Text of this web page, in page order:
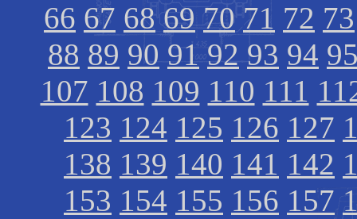
66 67 68 69 70 71 72 73
88 89 90 91 92 93 94
107 108 109 110 111
123 124 125 126 127
138 139 140 141 142
153 154 155 156 157